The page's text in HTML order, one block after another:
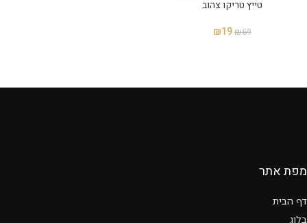
טייץ טריקו צהוב
₪69
₪19
מפת אתר
דף הבית
בלוג